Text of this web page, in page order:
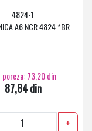
4824-1
A6 NCR 4824 *BR
poreza: 73,20 din
87,84 din
+